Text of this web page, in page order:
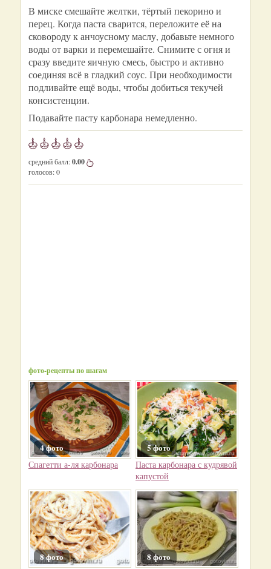
В миске смешайте желтки, тёртый пекорино и
перец. Когда паста сварится, переложите её на
сковороду к анчоусному маслу, добавьте немного
воды от варки и перемешайте. Снимите с огня и
сразу введите яичную смесь, быстро и активно
соединяя всё в гладкий соус. При необходимости
подливайте ещё воды, чтобы добиться текучей
консистенции.
Подавайте пасту карбонара немедленно.
средний балл:0.00
голосов:0
фото-рецепты по шагам
4 фото
Спагетти а-ля карбонара
5 фото
Паста карбонара с кудрявой
капустой
8 фото 8 фото